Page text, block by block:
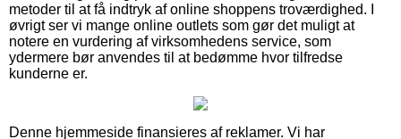
metoder til at få indtryk af online shoppens troværdighed. I
øvrigt ser vi mange online outlets som gør det muligt at
notere en vurdering af virksomhedens service, som
ydermere bør anvendes til at bedømme hvor tilfredse
kunderne er.
Denne hjemmeside finansieres af reklamer. Vi har